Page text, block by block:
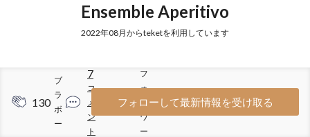
Ensemble Aperitivo
2022年08月からteketを利用しています
130
ブ
ラ
ボ
ー
7
コ
メ
ン
ト
45
フ
ォ
ロ
ワ
ー
フォローして最新情報を受け取る